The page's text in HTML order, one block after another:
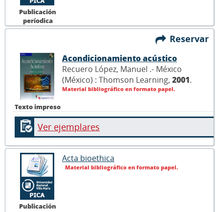
Publicación
períodica
Reservar
Texto impreso
Acondicionamiento acústico
Recuero López, Manuel .- México
(México) : Thomson Learning, 2001.
Material bibliográfico en formato papel.
Ver ejemplares
Publicación
Acta bioethica
Material bibliográfico en formato papel.